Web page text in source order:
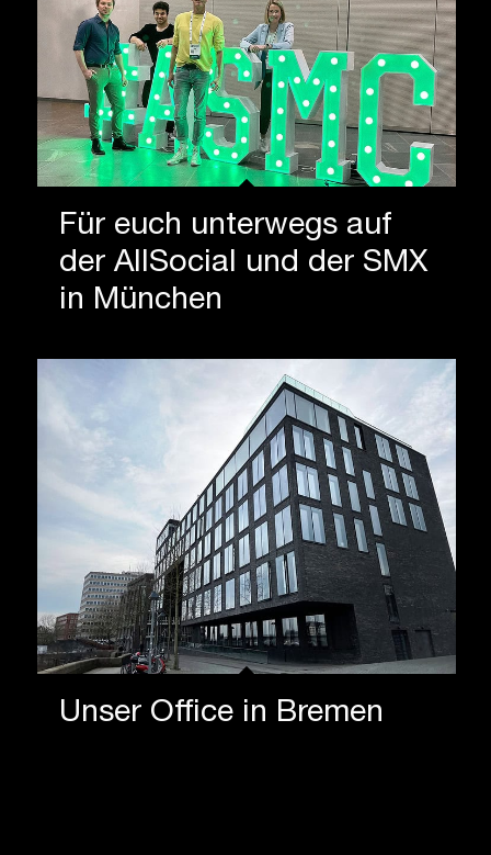
Für euch unterwegs auf
der AllSocial und der SMX
in München
Unser Office in Bremen